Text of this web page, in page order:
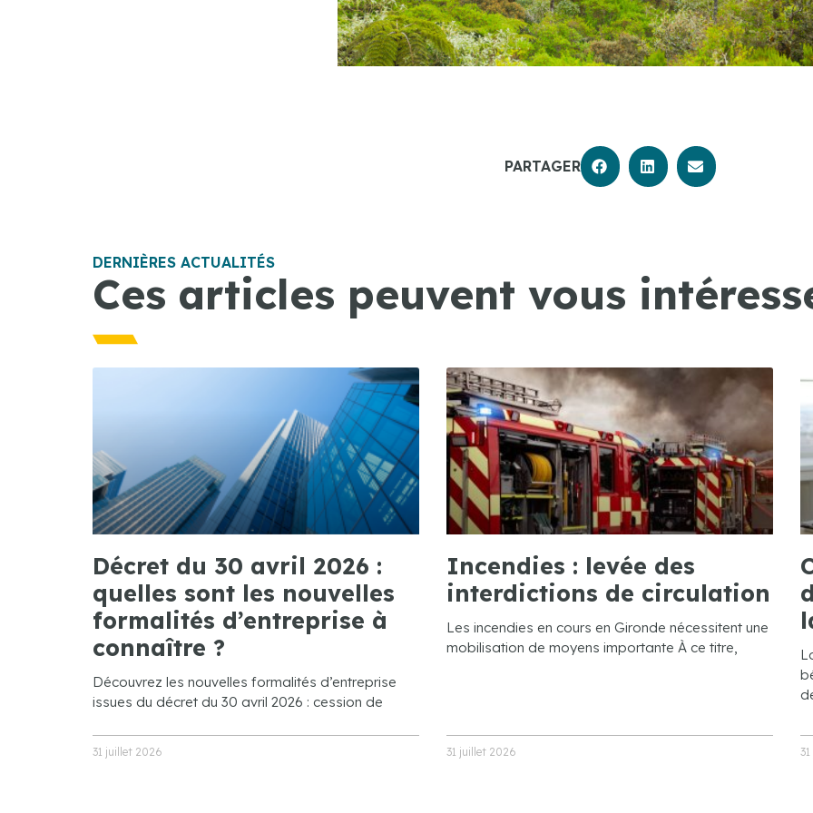
PARTAGER
DERNIÈRES ACTUALITÉS
Ces articles peuvent vous
Décret du 30 avril 2026 :
quelles sont les nouvelles
formalités d’entreprise à
connaître ?
Découvrez les nouvelles formalités d’entreprise
issues du décret du 30 avril 2026 : cession de
31 juillet 2026
Incendies : levée des
interdictions de circulation
Les incendies en cours en Gironde nécessitent une
mobilisation de moyens importante À ce titre,
31 juillet 2026